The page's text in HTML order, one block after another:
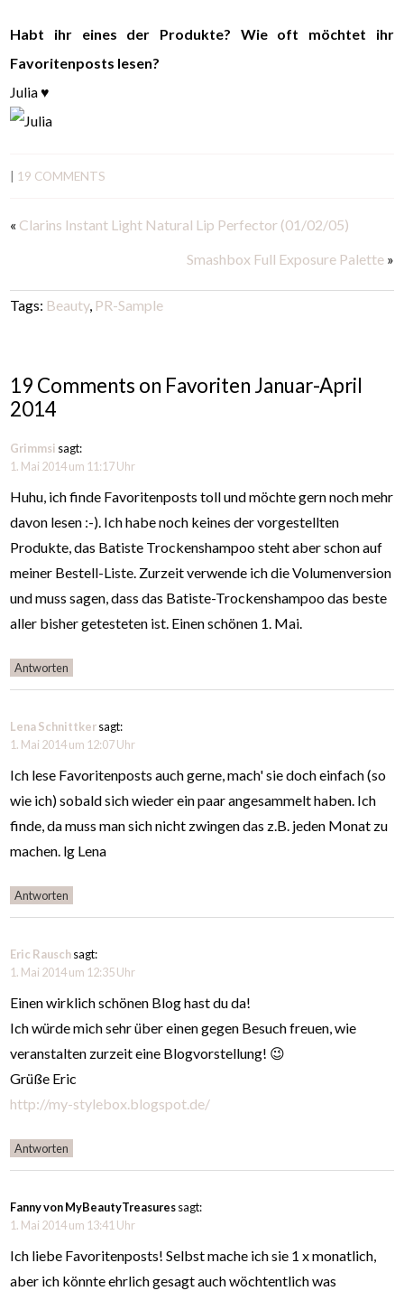
Habt ihr eines der Produkte? Wie oft möchtet ihr
Favoritenposts lesen?
Julia ♥
19 COMMENTS
« Clarins Instant Light Natural Lip Perfector (01/02/05)
Smashbox Full Exposure Palette»
Tags: Beauty, PR-Sample
19 Comments on Favoriten Januar-April
2014
Grimmsi sagt:
1. Mai 2014 um 11:17 Uhr
Huhu, ich finde Favoritenposts toll und möchte gern noch mehr
davon lesen :-). Ich habe noch keines der vorgestellten
Produkte, das Batiste Trockenshampoo steht aber schon auf
meiner Bestell-Liste. Zurzeit verwende ich die Volumenversion
und muss sagen, dass das Batiste-Trockenshampoo das beste
aller bisher getesteten ist. Einen schönen 1. Mai.
Antworten
Lena Schnittkersagt:
1. Mai 2014 um 12:07 Uhr
Ich lese Favoritenposts auch gerne, mach' sie doch einfach (so
wie ich) sobald sich wieder ein paar angesammelt haben. Ich
finde, da muss man sich nicht zwingen das z.B. jeden Monat zu
machen. lg Lena
Antworten
Eric Rauschsagt:
1. Mai 2014 um 12:35 Uhr
Einen wirklich schönen Blog hast du da!
Ich würde mich sehr über einen gegen Besuch freuen, wie
veranstalten zurzeit eine Blogvorstellung! 😉
Grüße Eric
http://my-stylebox.blogspot.de/
Antworten
Fanny von MyBeautyTreasuressagt:
1. Mai 2014 um 13:41 Uhr
Ich liebe Favoritenposts! Selbst mache ich sie 1 x monatlich,
aber ich könnte ehrlich gesagt auch wöchtentlich was